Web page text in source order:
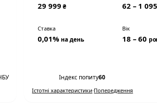
29 999₴ 62 – 1
Ставка
0,01% на день
Вік
18 – 60
Індекс попиту60
Істотні характеристики·Попередження